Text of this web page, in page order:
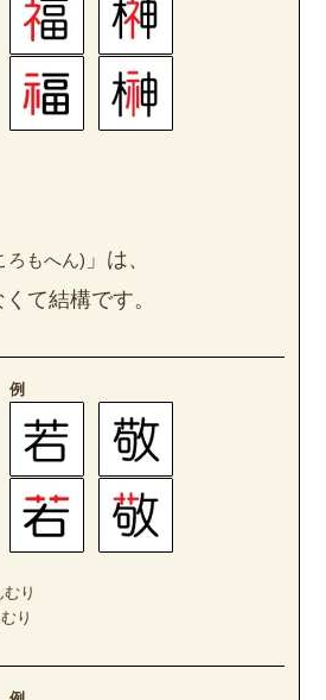
ろもへん) 」は、
て結構です。
例
むり
り